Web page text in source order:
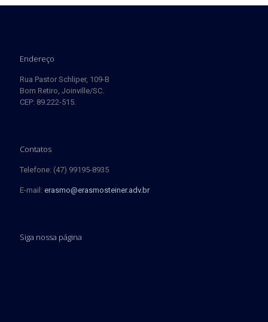
Endereço
Rua Pastor Schliper, 109-B
Bom Retiro, Joinville/SC.
CEP: 89.222-515.
Contatos
Telefone: (47) 99195-8935
E-mail: erasmo@erasmosteiner.adv.br
Siga nossa página